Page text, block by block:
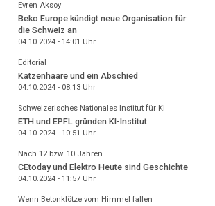
Evren Aksoy
Beko Europe kündigt neue Organisation für
die Schweiz an
04.10.2024 - 14:01 Uhr
Editorial
Katzenhaare und ein Abschied
04.10.2024 - 08:13Uhr
Schweizerisches Nationales Institut für KI
ETH und EPFL gründen KI-Institut
04.10.2024 - 10:51 Uhr
Nach 12 bzw. 10 Jahren
CEtoday und Elektro Heute sind Geschichte
04.10.2024 - 11:57Uhr
Wenn Betonklötze vom Himmel fallen